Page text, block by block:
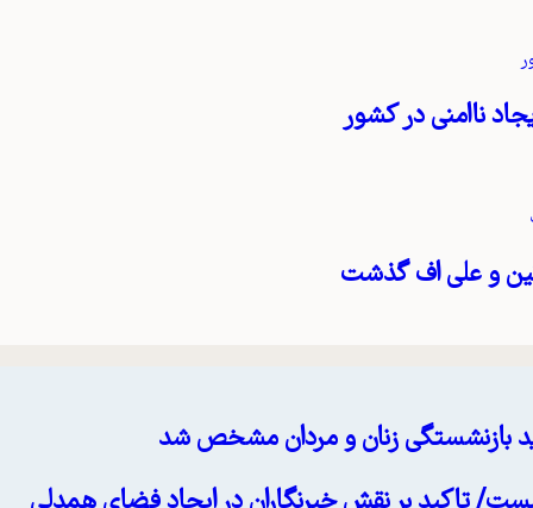
ناامنی در کشور
و علی اف گذشت
بازنشستگی زنان و مردان مشخص شد